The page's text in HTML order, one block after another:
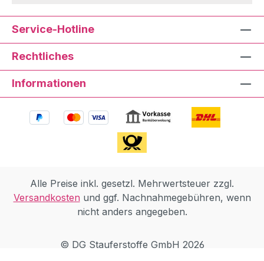
Service-Hotline
Rechtliches
Informationen
Alle Preise inkl. gesetzl. Mehrwertsteuer zzgl.
Versandkosten und ggf. Nachnahmegebühren, wenn
nicht anders angegeben.
© DG Stauferstoffe GmbH 2026